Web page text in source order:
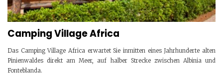
Camping Village Africa
Das Camping Village Africa erwartet Sie inmitten eines Jahrhunderte alten
Pinienwaldes direkt am Meer, auf halber Strecke zwischen Albinia und
Fonteblanda.